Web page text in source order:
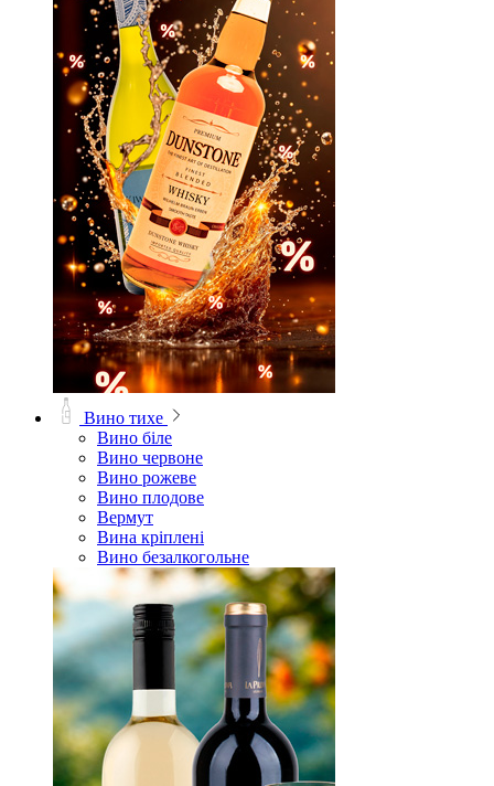
Вино тихе
Вино біле
Вино червоне
Вино рожеве
Вино плодове
Вермут
Вина кріплені
Вино безалкогольне